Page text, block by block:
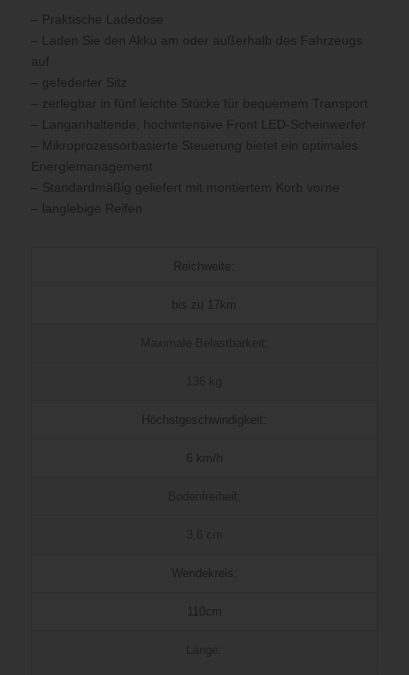
– Praktische Ladedose
– Laden Sie den Akku am oder außerhalb des Fahrzeugs
auf
– gefederter Sitz
– zerlegbar in fünf leichte Stücke für bequemem Transport
– Langanhaltende, hochintensive Front LED-Scheinwerfer
– Mikroprozessorbasierte Steuerung bietet ein optimales
Energiemanagement
– Standardmäßig geliefert mit montiertem Korb vorne
– langlebige Reifen
Reichweite:
bis zu 17km
Höchstgeschwindigkeit:
6 km/h
Wendekreis:
110cm